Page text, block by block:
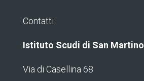
Contatti
Istituto Scudi di San Martino
Via di Casellina 68